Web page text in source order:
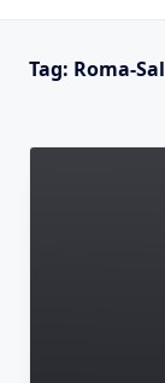
Tag: Roma-